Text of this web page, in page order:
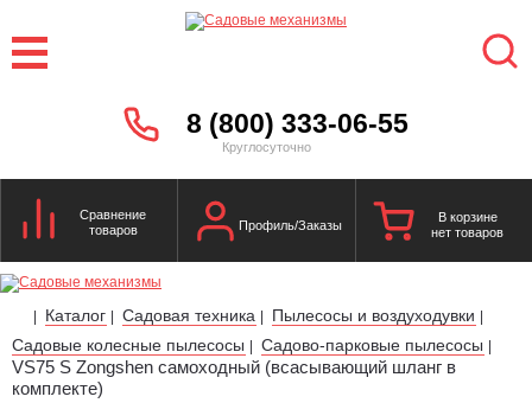
8 (800) 333-06-55
Круглосуточно
Сравнение
товаров
Профиль/Заказы
В корзине
нет товаров
| Каталог | Садовая техника | Пылесосы и воздуходувки |
Садовые колесные пылесосы | Cадово-парковые пылесосы |
VS75 S Zongshen самоходный (всасывающий шланг в
комплекте)